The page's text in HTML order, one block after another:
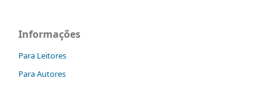
Informações
Para Leitores
Para Autores